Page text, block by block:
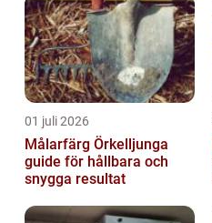
01 juli 2026
Målarfärg Örkelljunga
guide för hållbara och
snygga resultat